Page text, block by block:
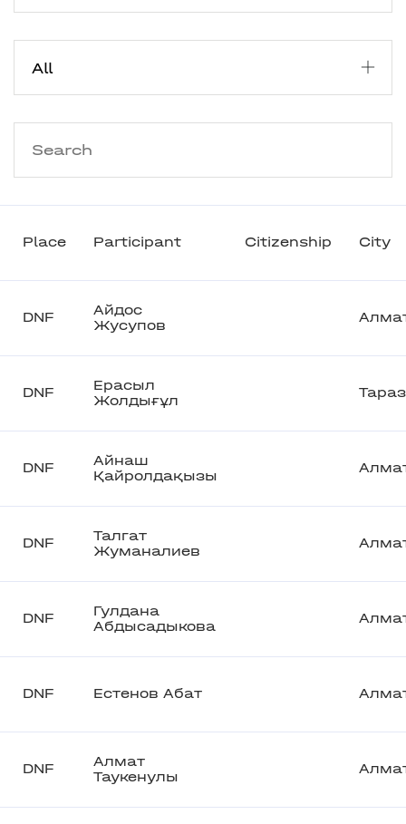
Place Participant Citizenship City
DNF
Айдос
Жусупов
DNF
Ерасыл
Жолдығұл
Тараз
DNF
Айнаш
Қайролдақызы
DNF
Талгат
Жуманалиев
DNF
Гулдана
Абдысадыкова
DNF Естенов Абат
DNF
Алмат
Таукенулы